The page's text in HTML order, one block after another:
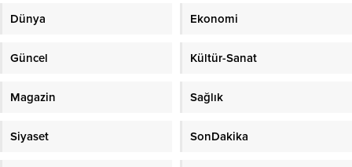
Dünya Ekonomi
Güncel Kültür-Sanat
Magazin Sağlık
Siyaset SonDakika